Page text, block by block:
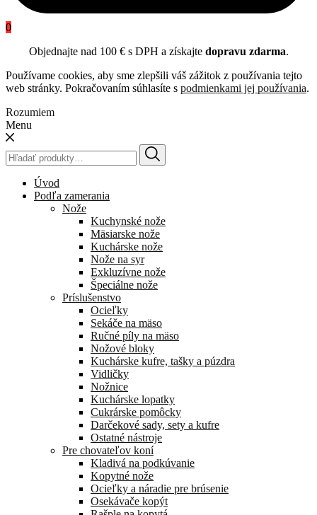
0
Objednajte nad 100 € s DPH a získajte dopravu zdarma.
Používame cookies, aby sme zlepšili váš zážitok z používania tejto
web stránky. Pokračovaním súhlasíte s podmienkami jej používania.
Rozumiem
Menu
Hľadať:
Úvod
Podľa zamerania
Nože
Kuchynské nože
Mäsiarske nože
Kuchárske nože
Nože na syr
Exkluzívne nože
Špeciálne nože
Príslušenstvo
Ocieľky
Sekáče na mäso
Ručné píly na mäso
Nožové bloky
Kuchárske kufre, tašky a púzdra
Vidličky
Nožnice
Kuchárske lopatky
Cukrárske pomôcky
Darčekové sady, sety a kufre
Ostatné nástroje
Pre chovateľov koní
Kladivá na podkúvanie
Kopytné nože
Ocieľky a náradie pre brúsenie
Osekávače kopýt